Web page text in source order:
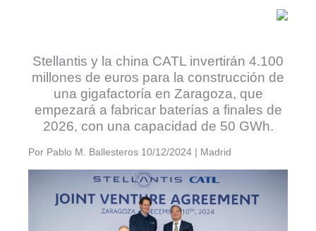
Stellantis y la china CATL invertirán 4.100
millones de euros para la construcción de
una gigafactoría en Zaragoza, que
empezará a fabricar baterías a finales de
2026, con una capacidad de 50 GWh.
Por Pablo M. Ballesteros 10/12/2024 | Madrid